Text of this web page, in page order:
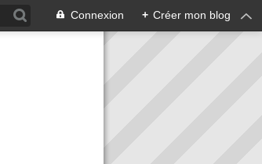
Connexion + Créer mon blog